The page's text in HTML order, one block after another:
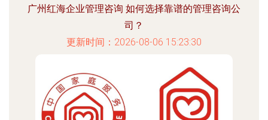
广州红海企业管理咨询 如何选择靠谱的管理咨询公
司？
更新时间：2026-08-06 15:23:30